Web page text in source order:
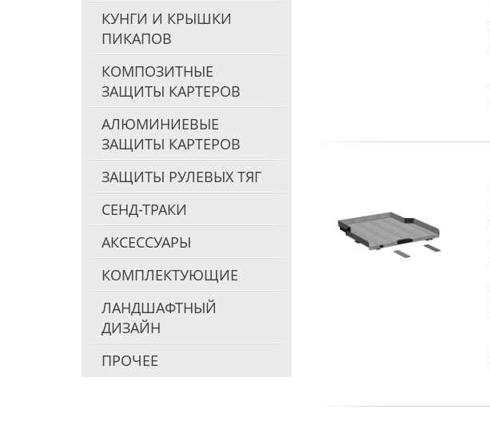
КУНГИ И КРЫШКИ
ПИКАПОВ
КОМПОЗИТНЫЕ
ЗАЩИТЫ КАРТЕРОВ
АЛЮМИНИЕВЫЕ
ЗАЩИТЫ КАРТЕРОВ
ЗАЩИТЫ РУЛЕВЫХ ТЯГ
СЕНД-ТРАКИ
АКСЕССУАРЫ
КОМПЛЕКТУЮЩИЕ
ЛАНДШАФТНЫЙ
ДИЗАЙН
ПРОЧЕЕ